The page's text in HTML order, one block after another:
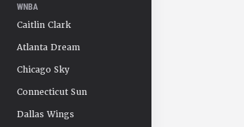
WNBA
Caitlin Clark
Atlanta Dream
Chicago Sky
Connecticut Sun
Dallas Wings